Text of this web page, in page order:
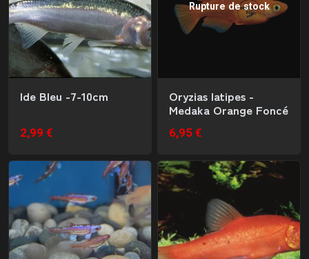
Ide Bleu -7-10cm
2,99 €
Rupture de stock
Oryzias latipes -
Medaka Orange Foncé
6,95 €